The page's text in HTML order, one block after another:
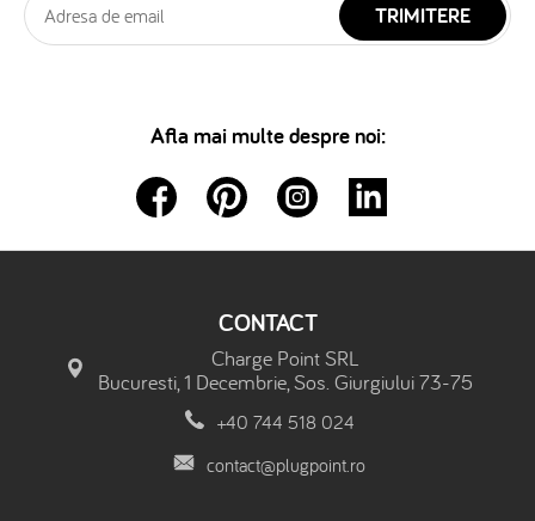
TRIMITERE
Afla mai multe despre noi:
CONTACT
Charge Point SRL
Bucuresti, 1 Decembrie, Sos. Giurgiului 73-75
+40 744 518 024
contact@plugpoint.ro